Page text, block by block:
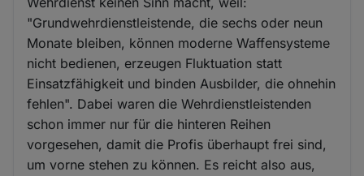
"Grundwehrdienstleistende, die sechs oder neun
Monate bleiben, können moderne Waffensysteme
nicht bedienen, erzeugen Fluktuation statt
Einsatzfähigkeit und binden Ausbilder, die ohnehin
fehlen". Dabei waren die Wehrdienstleistenden
schon immer nur für die hinteren Reihen
vorgesehen, damit die Profis überhaupt frei sind,
um vorne stehen zu können. Es reicht also aus,